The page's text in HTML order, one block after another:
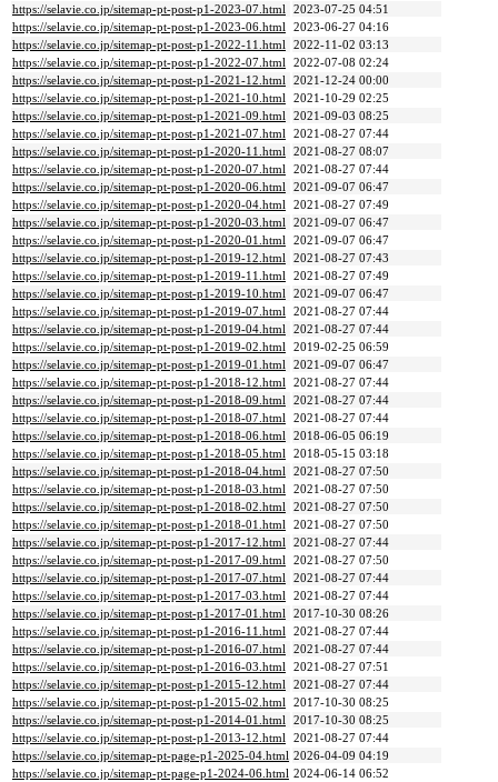
https://selavie.co.jp/sitemap-pt-post-p1-2023-07.html 2023-07-25 04:51
https://selavie.co.jp/sitemap-pt-post-p1-2023-06.html 2023-06-27 04:16
https://selavie.co.jp/sitemap-pt-post-p1-2022-11.html 2022-11-02 03:13
https://selavie.co.jp/sitemap-pt-post-p1-2022-07.html 2022-07-08 02:24
https://selavie.co.jp/sitemap-pt-post-p1-2021-12.html 2021-12-24 00:00
https://selavie.co.jp/sitemap-pt-post-p1-2021-10.html 2021-10-29 02:25
https://selavie.co.jp/sitemap-pt-post-p1-2021-09.html 2021-09-03 08:25
https://selavie.co.jp/sitemap-pt-post-p1-2021-07.html 2021-08-27 07:44
https://selavie.co.jp/sitemap-pt-post-p1-2020-11.html 2021-08-27 08:07
https://selavie.co.jp/sitemap-pt-post-p1-2020-07.html 2021-08-27 07:44
https://selavie.co.jp/sitemap-pt-post-p1-2020-06.html 2021-09-07 06:47
https://selavie.co.jp/sitemap-pt-post-p1-2020-04.html 2021-08-27 07:49
https://selavie.co.jp/sitemap-pt-post-p1-2020-03.html 2021-09-07 06:47
https://selavie.co.jp/sitemap-pt-post-p1-2020-01.html 2021-09-07 06:47
https://selavie.co.jp/sitemap-pt-post-p1-2019-12.html 2021-08-27 07:43
https://selavie.co.jp/sitemap-pt-post-p1-2019-11.html 2021-08-27 07:49
https://selavie.co.jp/sitemap-pt-post-p1-2019-10.html 2021-09-07 06:47
https://selavie.co.jp/sitemap-pt-post-p1-2019-07.html 2021-08-27 07:44
https://selavie.co.jp/sitemap-pt-post-p1-2019-04.html 2021-08-27 07:44
https://selavie.co.jp/sitemap-pt-post-p1-2019-02.html 2019-02-25 06:59
https://selavie.co.jp/sitemap-pt-post-p1-2019-01.html 2021-09-07 06:47
https://selavie.co.jp/sitemap-pt-post-p1-2018-12.html 2021-08-27 07:44
https://selavie.co.jp/sitemap-pt-post-p1-2018-09.html 2021-08-27 07:44
https://selavie.co.jp/sitemap-pt-post-p1-2018-07.html 2021-08-27 07:44
https://selavie.co.jp/sitemap-pt-post-p1-2018-06.html 2018-06-05 06:19
https://selavie.co.jp/sitemap-pt-post-p1-2018-05.html 2018-05-15 03:18
https://selavie.co.jp/sitemap-pt-post-p1-2018-04.html 2021-08-27 07:50
https://selavie.co.jp/sitemap-pt-post-p1-2018-03.html 2021-08-27 07:50
https://selavie.co.jp/sitemap-pt-post-p1-2018-02.html 2021-08-27 07:50
https://selavie.co.jp/sitemap-pt-post-p1-2018-01.html 2021-08-27 07:50
https://selavie.co.jp/sitemap-pt-post-p1-2017-12.html 2021-08-27 07:44
https://selavie.co.jp/sitemap-pt-post-p1-2017-09.html 2021-08-27 07:50
https://selavie.co.jp/sitemap-pt-post-p1-2017-07.html 2021-08-27 07:44
https://selavie.co.jp/sitemap-pt-post-p1-2017-03.html 2021-08-27 07:44
https://selavie.co.jp/sitemap-pt-post-p1-2017-01.html 2017-10-30 08:26
https://selavie.co.jp/sitemap-pt-post-p1-2016-11.html 2021-08-27 07:44
https://selavie.co.jp/sitemap-pt-post-p1-2016-07.html 2021-08-27 07:44
https://selavie.co.jp/sitemap-pt-post-p1-2016-03.html 2021-08-27 07:51
https://selavie.co.jp/sitemap-pt-post-p1-2015-12.html 2021-08-27 07:44
https://selavie.co.jp/sitemap-pt-post-p1-2015-02.html 2017-10-30 08:25
https://selavie.co.jp/sitemap-pt-post-p1-2014-01.html 2017-10-30 08:25
https://selavie.co.jp/sitemap-pt-post-p1-2013-12.html 2021-08-27 07:44
https://selavie.co.jp/sitemap-pt-page-p1-2025-04.html 2026-04-09 04:19
https://selavie.co.jp/sitemap-pt-page-p1-2024-06.html 2024-06-14 06:52